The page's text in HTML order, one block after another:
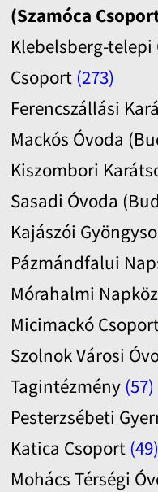
(Szamóca
Klebelsberg-telepi
Csoport (273)
Ferencszállási
Mackós Óvoda
Kiszombori
Sasadi Óvoda
Kajászói
Pázmándfalui
Mórahalmi
Micimackó
Szolnok Városi
Tagintézmény (57)
Pesterzsébeti
Katica Csoport (49)
Mohács Térségi